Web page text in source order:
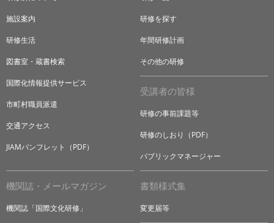
施設案内
研修生活
図書室・蔵書検索
国際化情報提供サービス
市町村職員派遣
交通アクセス
JIAMパンフレット（PDF）
研修を探す
年間研修計画
その他の研修
受講者の皆様
研修の事前課題等
研修のしおり（PDF）
パブリックマネージャー
機関誌・メールマガジン
機関誌「国際文化研修」
書類様式集
変更届等